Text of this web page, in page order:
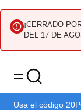
¡CERRADO
DEL 17 DE
Usa el código